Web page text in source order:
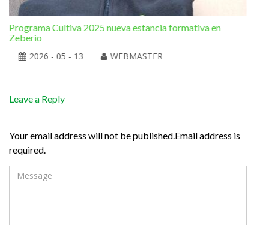
Programa Cultiva 2025 nueva estancia formativa en
Zeberio
2026 - 05 - 13
WEBMASTER
Leave a Reply
Your email address will not be published.Email address is
required.